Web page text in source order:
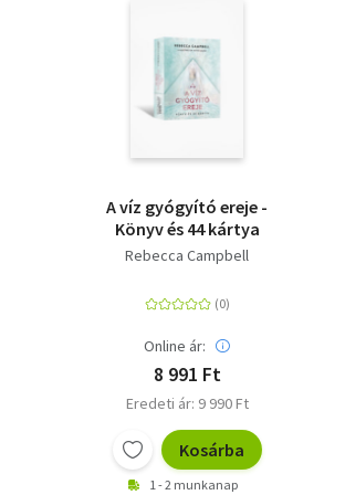
A víz gyógyító ereje -
Könyv és 44 kártya
Rebecca Campbell
Online ár:
8 991 Ft
Eredeti ár: 9 990 Ft
Kosárba
1 - 2 munkanap